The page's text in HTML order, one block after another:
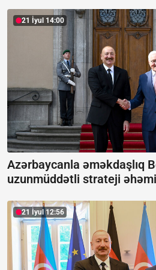
21 İyul 14:00
Azərbaycanla əməkdaşlıq
uzunmüddətli strateji
21 İyul 12:56